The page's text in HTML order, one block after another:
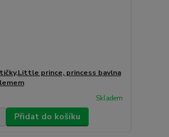
prince, princess bavlna
Skladem
Přidat do košíku